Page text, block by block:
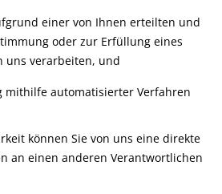
einer von Ihnen erteilten und
oder zur Erfüllung eines
uns verarbeiten, und
mithilfe automatisierter Verfahren
können Sie von uns eine direkte
an einen anderen Verantwortlichen